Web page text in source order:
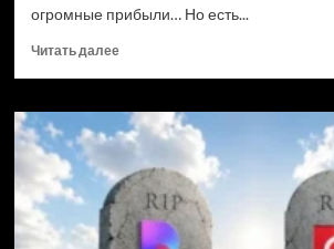
огромные прибыли… Но есть...
Читать далееПрочитать
Когда
GTA
на ПК?